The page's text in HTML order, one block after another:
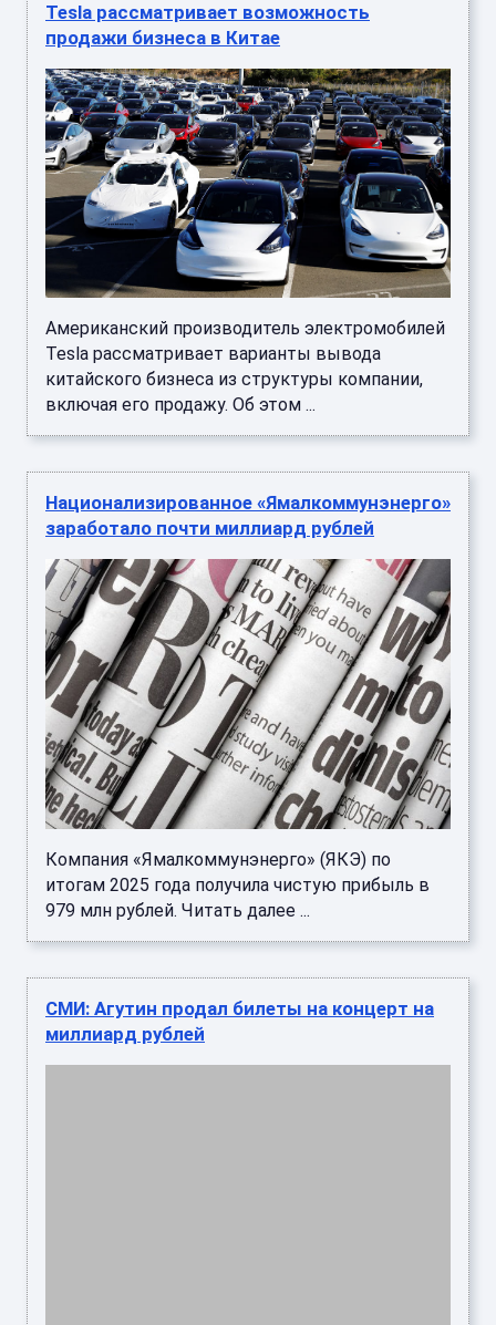
Tesla рассматривает возможность
продажи бизнеса в Китае
Американский производитель электромобилей
Tesla рассматривает варианты вывода
китайского бизнеса из структуры компании,
включая его продажу. Об этом ...
Национализированное «Ямалкоммунэнерго»
заработало почти миллиард рублей
Компания «Ямалкоммунэнерго» (ЯКЭ) по
итогам 2025 года получила чистую прибыль в
979 млн рублей. Читать далее ...
СМИ: Агутин продал билеты на концерт на
миллиард рублей